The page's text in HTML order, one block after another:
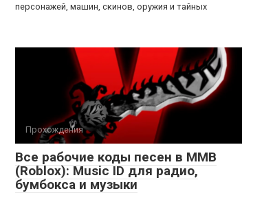
персонажей, машин, скинов, оружия и тайных
Прохождения
Все рабочие коды песен в ММВ
(Roblox): Music ID для радио,
бумбокса и музыки